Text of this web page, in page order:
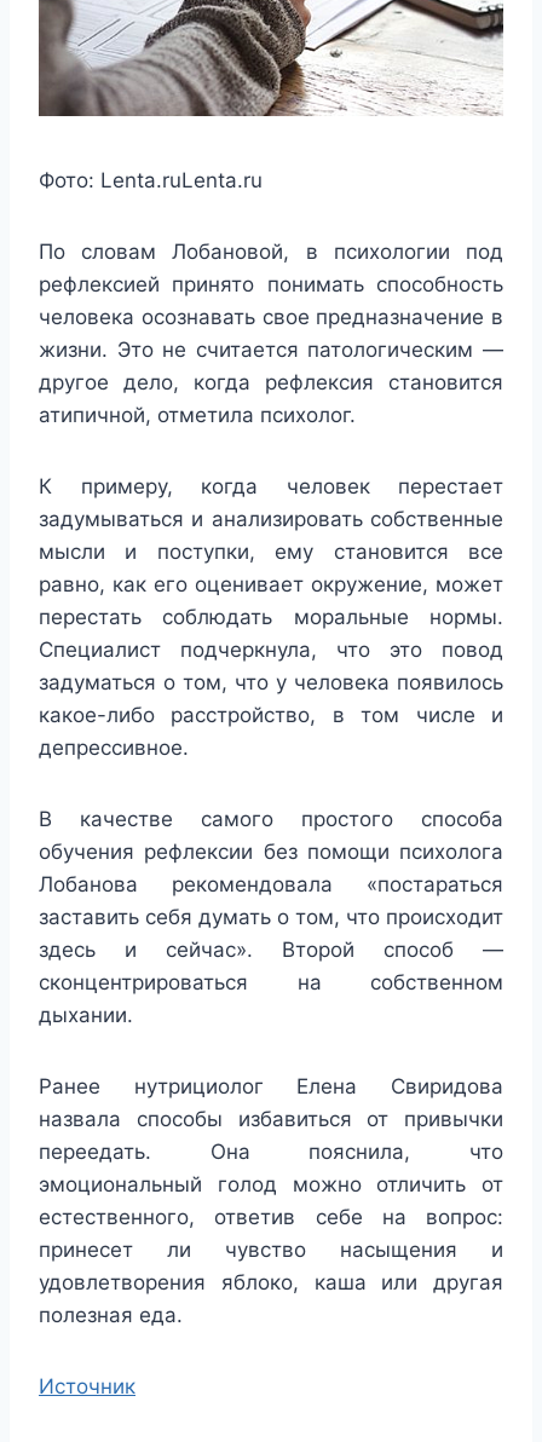
Фото: Lenta.ruLenta.ru
По словам Лобановой, в психологии под
рефлексией принято понимать способность
человека осознавать свое предназначение в
жизни. Это не считается патологическим —
другое дело, когда рефлексия становится
атипичной, отметила психолог.
К примеру, когда человек перестает
задумываться и анализировать собственные
мысли и поступки, ему становится все
равно, как его оценивает окружение, может
перестать соблюдать моральные нормы.
Специалист подчеркнула, что это повод
задуматься о том, что у человека появилось
какое-либо расстройство, в том числе и
депрессивное.
В качестве самого простого способа
обучения рефлексии без помощи психолога
Лобанова рекомендовала «постараться
заставить себя думать о том, что происходит
здесь и сейчас». Второй способ —
сконцентрироваться на собственном
дыхании.
Ранее нутрициолог Елена Свиридова
назвала способы избавиться от привычки
переедать. Она пояснила, что
эмоциональный голод можно отличить от
естественного, ответив себе на вопрос:
принесет ли чувство насыщения и
удовлетворения яблоко, каша или другая
полезная еда.
Источник